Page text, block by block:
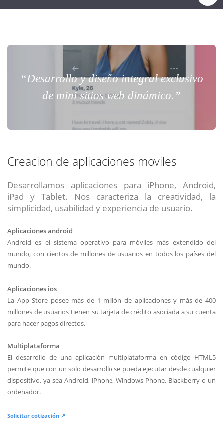
“Desarrollo y diseño integral exclusivo
de mini sitios web dinámico.”
Creacion de aplicaciones moviles
Desarrollamos aplicaciones para iPhone, Android,
iPad y Tablet. Nos caracteriza la creatividad, la
simplicidad, usabilidad y experiencia de usuario.
Aplicaciones android
Android es el sistema operativo para móviles más extendido del
mundo, con cientos de millones de usuarios en todos los países del
mundo.
Aplicaciones ios
La App Store posee más de 1 millón de aplicaciones y más de 400
millones de usuarios tienen su tarjeta de crédito asociada a su cuenta
para hacer pagos directos.
Multiplataforma
El desarrollo de una aplicación multiplataforma en código HTML5
permite que con un solo desarrollo se pueda ejecutar desde cualquier
dispositivo, ya sea Android, iPhone, Windows Phone, Blackberry o un
ordenador.
Solicitar cotización ↗